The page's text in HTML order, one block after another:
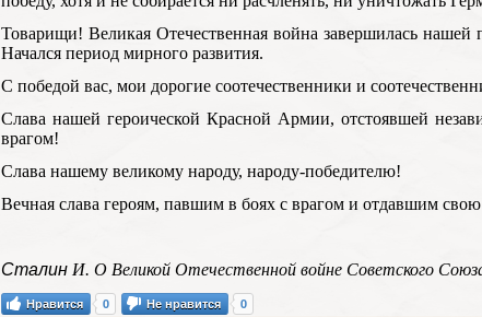
Товарищи! Великая Отечественная война завершилась
Начался период мирного развития.
С победой вас, мои дорогие соотечественники и
Слава нашей героической Красной Армии, отстоявшей
врагом!
Слава нашему великому народу, народу-победителю!
Вечная слава героям, павшим в боях с врагом и отдавшим
Сталин И. О Великой Отечественной войне Советского
Нравится 0 Не нравится 0